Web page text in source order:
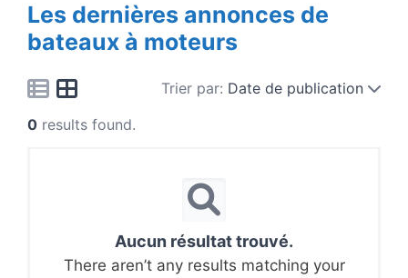
Les dernières annonces de
bateaux à moteurs
Trier par: Date de publication
0 results found.
Aucun résultat trouvé.
There aren’t any results matching your